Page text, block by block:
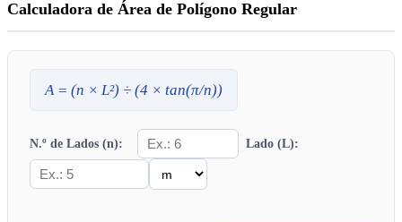
Calculadora de Área de Polígono Regular
A= (n × L²) ÷ (4 × tan(π/n))
N.º de Lados (n): Lado (L):